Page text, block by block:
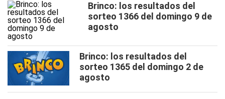
Brinco: los resultados del
sorteo 1366 del domingo 9 de
agosto
Brinco: los resultados del
sorteo 1365 del domingo 2 de
agosto